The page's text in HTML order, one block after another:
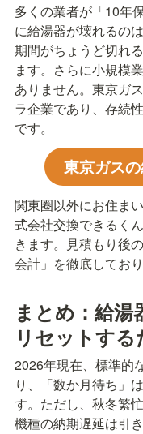
多くの業者が「10年
に給湯器が壊れるの
期間がちょうど切れ
ます。さらに小規模
ありません。東京ガ
ラ企業であり、存続
です。
東京ガス
関東圈以外にお住ま
式会社交換できるく
きます。見積もり後
会計」を徹底してお
まとめ：給湯
リセットする
2026年現在、標準的
り、「数か月待ち」
す。ただし、秋冬繁
機種の納期遅延は引